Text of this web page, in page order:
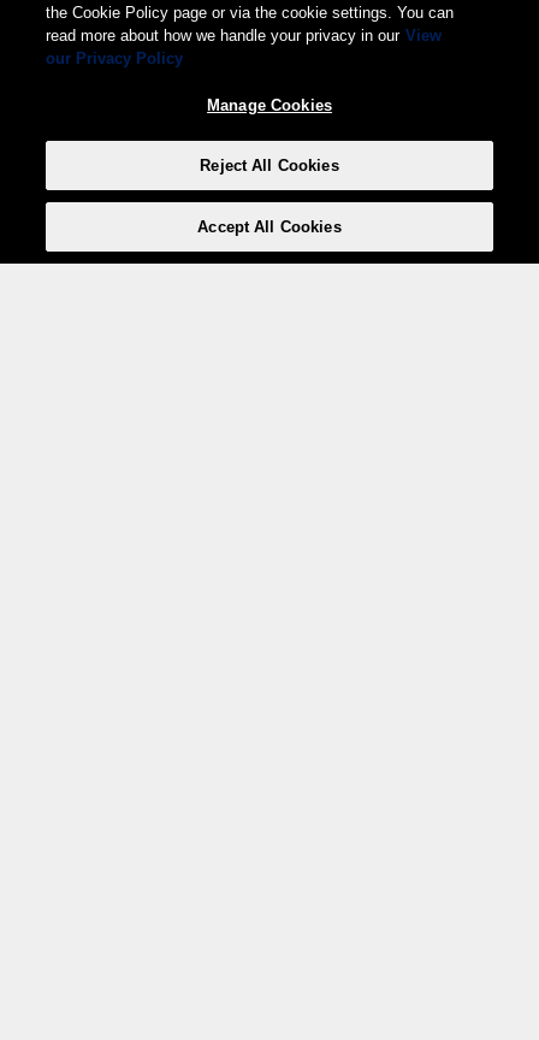
the Cookie Policy page or via the cookie settings. You can
read more about how we handle your privacy in our View
our Privacy Policy
Manage Cookies
Reject All Cookies
Accept All Cookies